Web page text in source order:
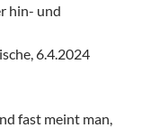
hin- und
6.4.2024
fast meint man,